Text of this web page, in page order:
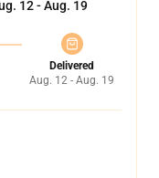
12 - Aug. 19
Delivered
Aug. 12 - Aug. 19